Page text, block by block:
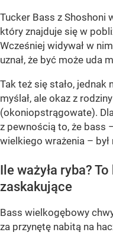
Tucker Bass z Shoshoni
który znajduje się w
Wcześniej widywał w
uznał, że być może uda
Tak też się stało, jednak
myślał, ale okaz z
(okoniopstrągowate).
z pewnością to, że bass
wielkiego wrażenia – był
Ile ważyła ryba?
zaskakujące
Bass wielkogębowy
za przynętę nabitą na